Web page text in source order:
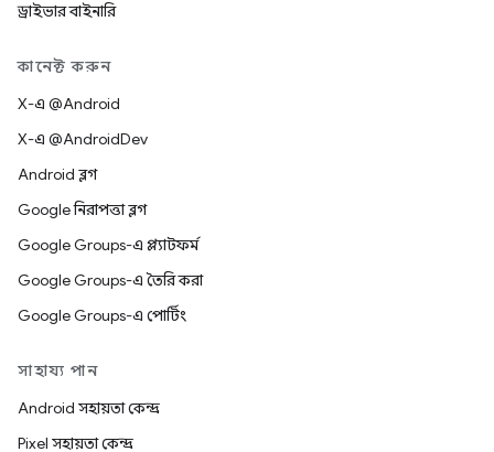
ড্রাইভার বাইনারি
কানেক্ট করুন
X-এ @Android
X-এ @AndroidDev
Android ব্লগ
Google নিরাপত্তা ব্লগ
Google Groups-এ প্ল্যাটফর্ম
Google Groups-এ তৈরি করা
Google Groups-এ পোর্টিং
সাহায্য পান
Android সহায়তা কেন্দ্র
Pixel সহায়তা কেন্দ্র